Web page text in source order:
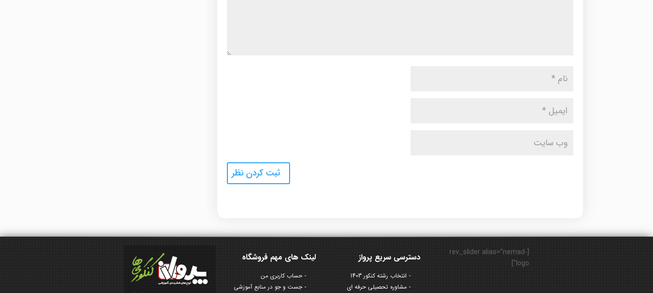
لینک های مهم فروشگاه
حساب کاربری من
جست و جو در منابع آموزشی
دسترسی سریع پرواز
انتخاب رشته کنکور 1403
مشاوره تحصیلی حرفه ای
[rev_slider alias="nemad-
logo"]